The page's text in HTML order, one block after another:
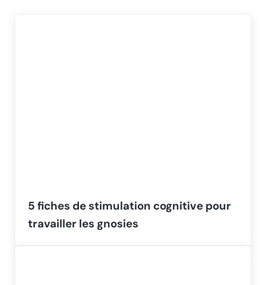
5 fiches de stimulation cognitive pour
travailler les gnosies